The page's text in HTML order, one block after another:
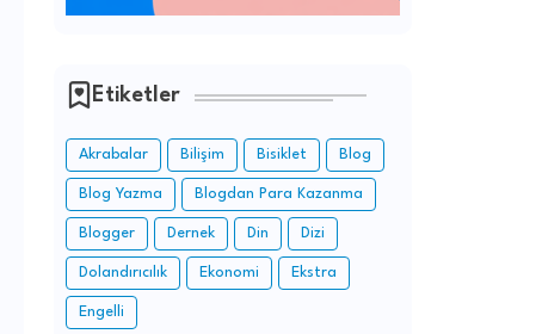
Etiketler
Akrabalar Bilişim Bisiklet Blog
Blog Yazma Blogdan Para Kazanma
Blogger Dernek Din Dizi
Dolandırıcılık Ekonomi Ekstra
Engelli